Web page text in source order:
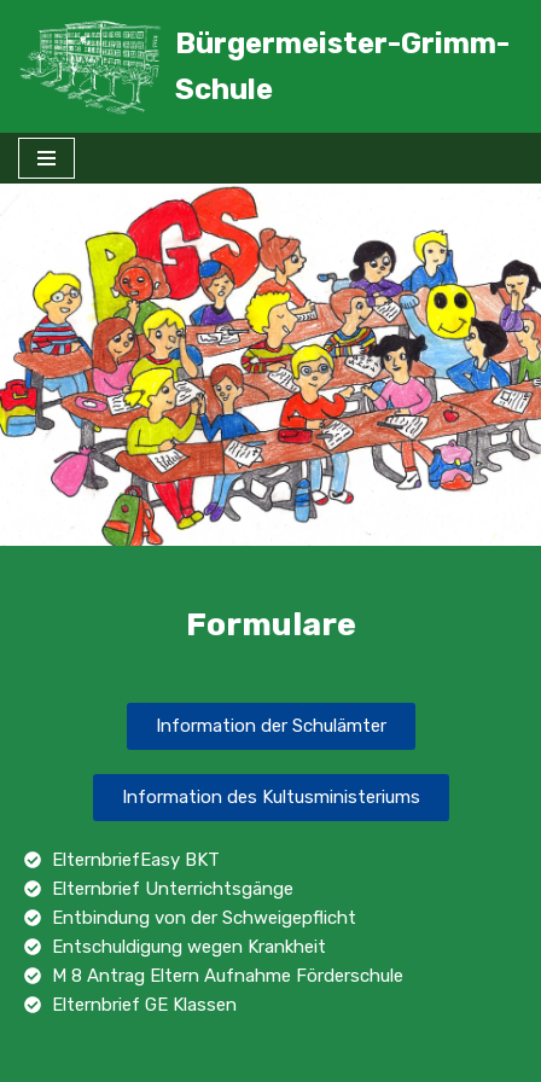
Zum
Inhalt
Bürgermeister-Grimm-
Schule
Formulare
Information der Schulämter
Information des Kultusministeriums
ElternbriefEasy BKT
Elternbrief Unterrichtsgänge
Entbindung von der Schweigepflicht
Entschuldigung wegen Krankheit
M 8 Antrag Eltern Aufnahme Förderschule
Elternbrief GE Klassen